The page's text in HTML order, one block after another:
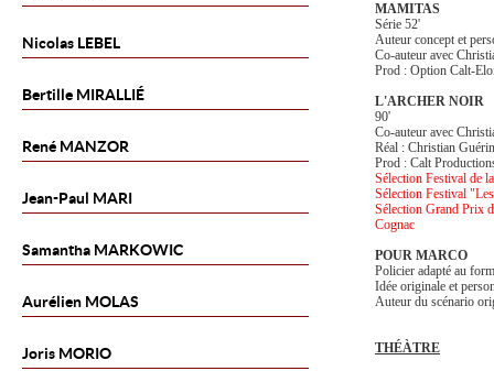
Nicolas LEBEL
Bertille MIRALLIÉ
René MANZOR
Jean-Paul MARI
Samantha MARKOWIC
Aurélien MOLAS
Joris MORIO
MAMITAS
Série 52'
Auteur concept et
Co-auteur avec
Prod : Option Calt-
L'ARCHER NOIR
90'
Co-auteur avec
Réal : Christian
Prod : Calt
Sélection Festival de
Sélection Festival
Sélection Grand Prix
Cognac
POUR MARCO
Policier adapté au
Idée originale et
Auteur du scénario
THÉÀTRE